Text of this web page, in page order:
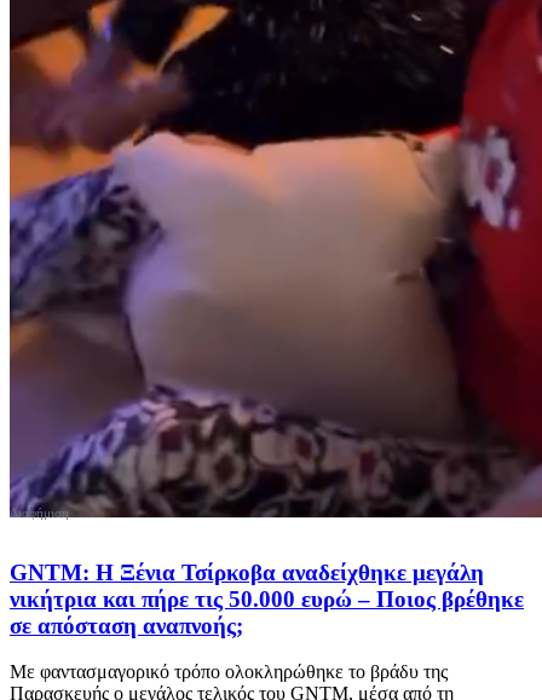
GNTM: Η Ξένια Τσίρκοβα αναδείχθηκε μεγάλη
νικήτρια και πήρε τις 50.000 ευρώ – Ποιος βρέθηκε
σε απόσταση αναπνοής;
Με φαντασμαγορικό τρόπο ολοκληρώθηκε το βράδυ της
Παρασκευής ο μεγάλος τελικός του GNTM, μέσα από τη